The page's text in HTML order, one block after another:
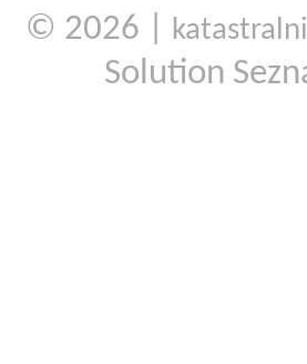
© 2026 |
Solution